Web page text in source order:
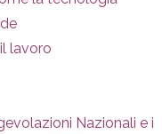
lavoro
Nazionali e i